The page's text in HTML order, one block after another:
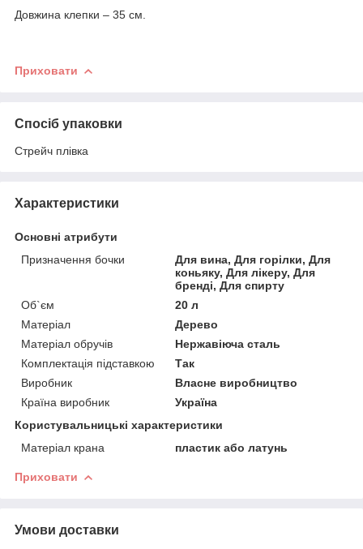
Довжина клепки – 35 см.
Приховати
Спосіб упаковки
Стрейч плівка
Характеристики
Основні атрибути
Призначення бочки
Для вина, Для горілки, Для
коньяку, Для лікеру, Для
бренді, Для спирту
Об`єм
20 л
Матеріал
Дерево
Матеріал обручів
Нержавіюча сталь
Комплектація підставкою
Так
Виробник
Власне виробництво
Країна виробник
Україна
Користувальницькі характеристики
Матеріал крана
пластик або латунь
Приховати
Умови доставки